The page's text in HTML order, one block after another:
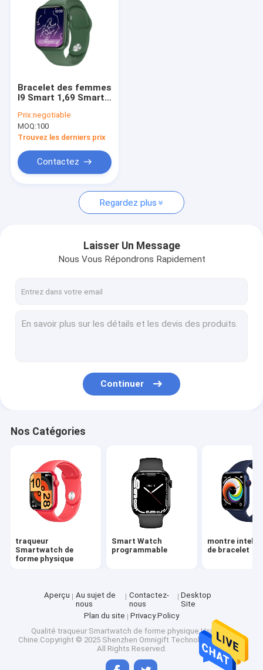
Écouteur intelligent de HI
Stylet Pen Tips
Station d'accueil Displayport
Bracelet des femmes
I9 Smart 1,69 Smart
des téléphones
d'Android
Prix:negotiable
MOQ:100
Trouvez les derniers prix
Contactez
Regardez plus
Laisser Un Message
Nous Vous Répondrons Rapidement
Continuer
Nos Catégories
traqueur
Smartwatch de
forme physique
Smart Watch
programmable
montre
de bracelet
Aperçu
Au sujet de
nous
Contactez-
nous
Desktop
Site
Plan du site
Privacy Policy
Qualité traqueur Smartwatch de forme physiqueUsine De
Chine.Copyright © 2025 Shenzhen Omnigift Technology Co., Ltd..
All Rights Reserved.